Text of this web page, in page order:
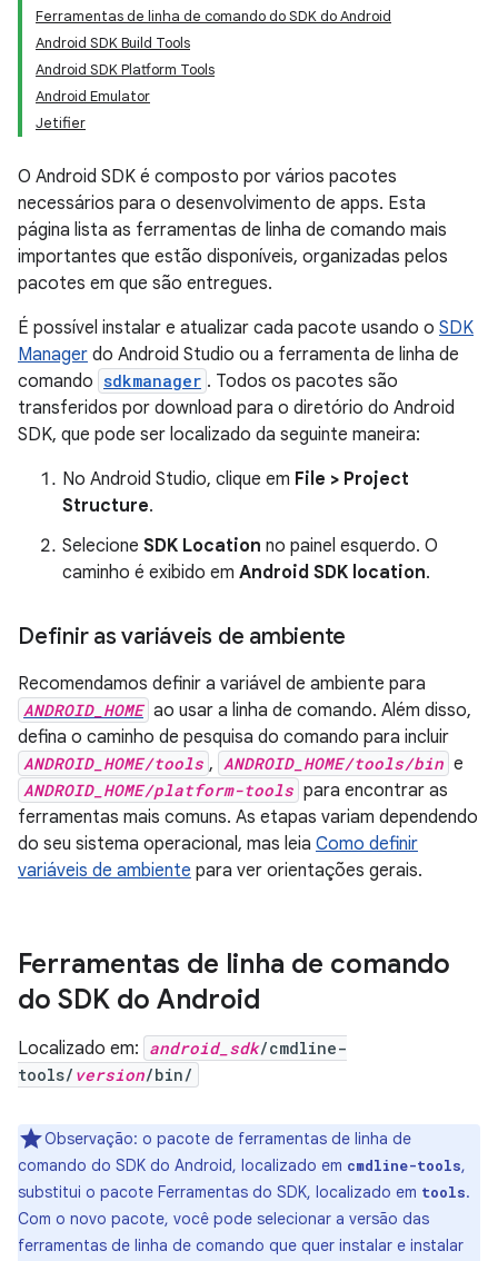
Ferramentas de linha de comando do SDK do Android
Android SDK Build Tools
Android SDK Platform Tools
Android Emulator
Jetifier
O Android SDK é composto por vários pacotes
necessários para o desenvolvimento de apps. Esta
página lista as ferramentas de linha de comando mais
importantes que estão disponíveis, organizadas pelos
pacotes em que são entregues.
É possível instalar e atualizar cada pacote usando o SDK
Manager do Android Studio ou a ferramenta de linha de
comando sdkmanager . Todos os pacotes são
transferidos por download para o diretório do Android
SDK, que pode ser localizado da seguinte maneira:
No Android Studio, clique em File > Project
Structure.
Selecione SDK Location no painel esquerdo. O
caminho é exibido em Android SDK location.
Definir as variáveis de ambiente
Recomendamos definir a variável de ambiente para
ANDROID_HOME ao usar a linha de comando. Além disso,
defina o caminho de pesquisa do comando para incluir
ANDROID_HOME/tools , ANDROID_HOME/tools/bin e
ANDROID_HOME/platform-tools para encontrar as
ferramentas mais comuns. As etapas variam dependendo
do seu sistema operacional, mas leia Como definir
variáveis de ambiente para ver orientações gerais.
Ferramentas de linha de comando
do SDK do Android
Localizado em: android_sdk/cmdline-
tools/ version/bin/
Observação: o pacote de ferramentas de linha de
comando do SDK do Android, localizado em cmdline-tools,
substitui o pacote Ferramentas do SDK, localizado em tools.
Com o novo pacote, você pode selecionar a versão das
ferramentas de linha de comando que quer instalar e instalar